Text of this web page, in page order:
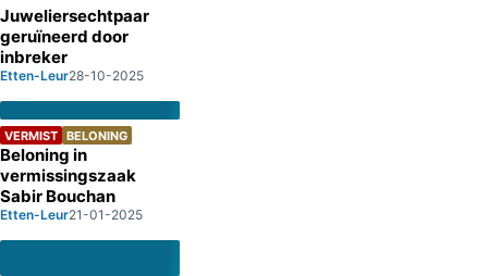
Juweliersechtpaar
geruïneerd door
inbreker
Etten-Leur28-10-2025
VERMIST BELONING
Beloning in
vermissingszaak
Sabir Bouchan
Etten-Leur21-01-2025